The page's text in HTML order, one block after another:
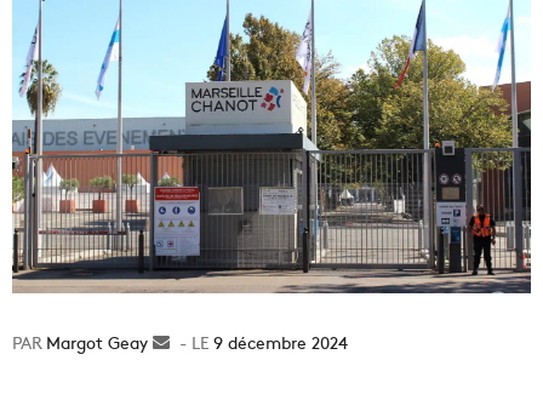
Margot Geay
Envoyer9 décembre 2024